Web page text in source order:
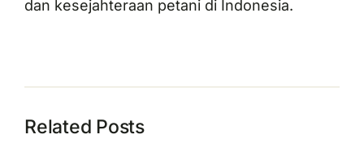
dan kesejahteraan petani di Indonesia.
Related Posts